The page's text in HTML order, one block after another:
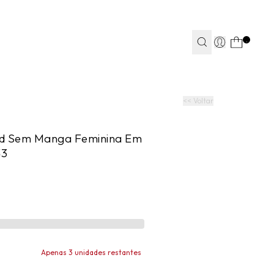
<< Voltar
Sem Manga Feminina Em
Apenas 3 unidades restantes